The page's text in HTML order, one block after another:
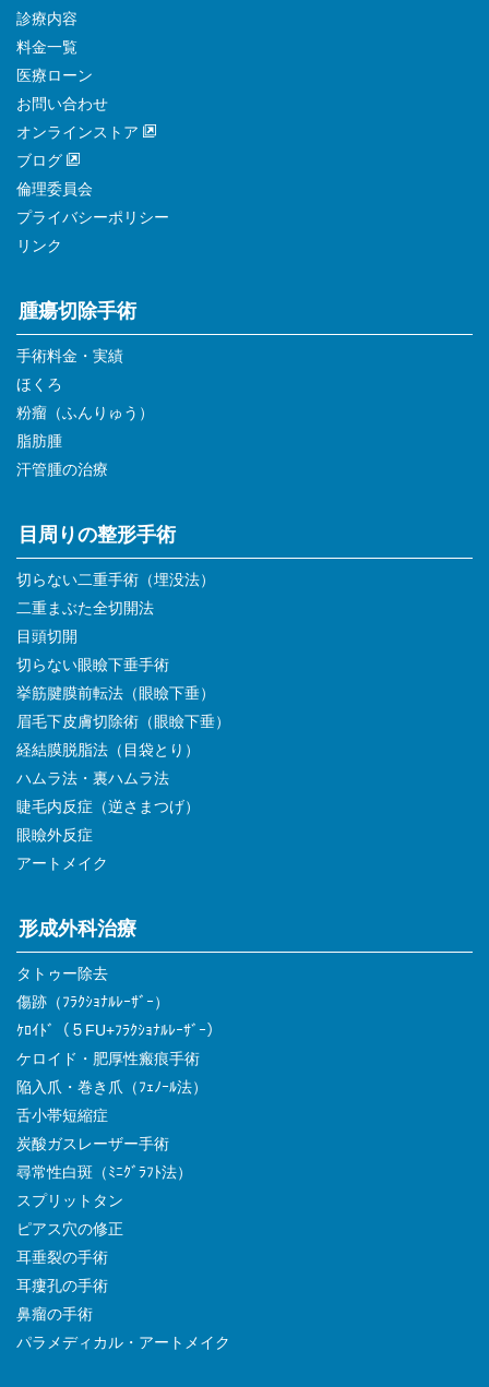
診療内容
料金一覧
医療ローン
お問い合わせ
オンラインストア
ブログ
倫理委員会
プライバシーポリシー
リンク
腫瘍切除手術
手術料金・実績
ほくろ
粉瘤（ふんりゅう）
脂肪腫
汗管腫の治療
目周りの整形手術
切らない二重手術（埋没法）
二重まぶた全切開法
目頭切開
切らない眼瞼下垂手術
挙筋腱膜前転法（眼瞼下垂）
眉毛下皮膚切除術（眼瞼下垂）
経結膜脱脂法（目袋とり）
ハムラ法・裏ハムラ法
睫毛内反症（逆さまつげ）
眼瞼外反症
アートメイク
形成外科治療
タトゥー除去
傷跡（ﾌﾗｸｼｮﾅﾙﾚｰｻﾞｰ）
ｹﾛｲﾄﾞ（５FU+ﾌﾗｸｼｮﾅﾙﾚｰｻﾞｰ）
ケロイド・肥厚性瘢痕手術
陥入爪・巻き爪（ﾌｪﾉｰﾙ法）
舌小帯短縮症
炭酸ガスレーザー手術
尋常性白斑（ﾐﾆｸﾞﾗﾌﾄ法）
スプリットタン
ピアス穴の修正
耳垂裂の手術
耳瘻孔の手術
鼻瘤の手術
パラメディカル・アートメイク